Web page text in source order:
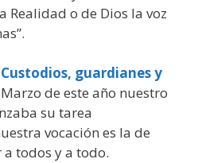
Realidad o de Dios la voz
guardianes y
de este año nuestro
su tarea
vocación es la de
todos y a todo.